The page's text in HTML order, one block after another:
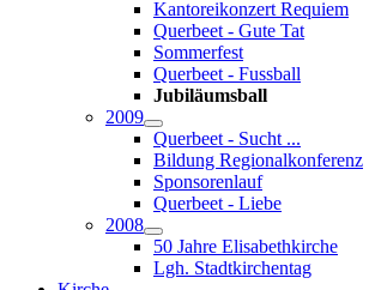
Kantoreikonzert Requiem
Querbeet - Gute Tat
Sommerfest
Querbeet - Fussball
Jubiläumsball
2009
Querbeet - Sucht ...
Bildung Regionalkonferenz
Sponsorenlauf
Querbeet - Liebe
2008
50 Jahre Elisabethkirche
Lgh. Stadtkirchentag